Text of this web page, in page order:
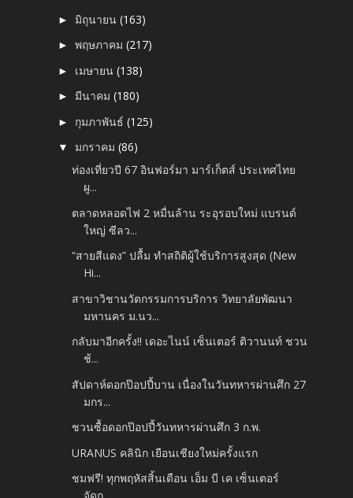
► มิถุนายน(163)
►พฤษภาคม(217)
► เมษายน(138)
► มีนาคม(180)
► กุมภาพันธ์(125)
▼ มกราคม(86)
ท่องเที่ยวปี 67 อินฟอร์มา มาร์เก็ตส์ ประเทศไทย
ผู...
ตลาดหลอดไฟ 2 หมื่นล้าน ระอุรอบใหม่ แบรนด์
ใหญ่ ซีลว...
“สายสีแดง” ปลื้ม ทำสถิติผู้ใช้บริการสูงสุด (New
Hi...
สาขาวิชานวัตกรรมการบริการ วิทยาลัยพัฒนา
มหานคร ม.นว...
กลับมาอีกครั้ง!! เดอะไนน์ เซ็นเตอร์ ติวานนท์ ชวน
ช้...
สัปดาห์ดอกป๊อปปี้บาน เนื่องในวันทหารผ่านศึก 27
มกร...
ชวนซื้อดอกป๊อปปี้วันทหารผ่านศึก 3 ก.พ.
URANUS คลินิก เยือนเชียงใหม่ครั้งแรก
ชมฟรี! ทุกพฤหัสสิ้นเดือน เอ็ม บี เค เซ็นเตอร์